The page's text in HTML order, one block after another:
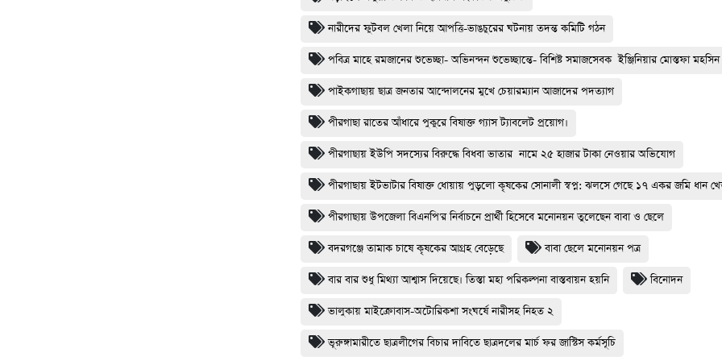
নারীদের ফুটবল খেলা নিয়ে আপত্তি-ভাঙচুরের ঘটনায় তদন্ত কমিটি গঠন
পবিত্র মাহে রমজানের শুভেচ্ছা- অভিনন্দন শুভেচ্ছান্তে- বিশিষ্ট সমাজসেবক ইঞ্জিনিয়ার মোস্তফা
পাইকগাছায় ছাত্র জনতার আন্দোলনের মুখে চেয়ারম্যান আজাদের পদত্যাগ
পীরগাছা রাতের আঁধারে পুকুরে বিষাক্ত গ্যাস ট্যাবলেট প্রয়োগ।
পীরগাছায় ইউপি সদস্যের বিরুদ্ধে বিধবা ভাতার নামে ২৫ হাজার টাকা নেওয়ার অভিযোগ
পীরগাছায় ইটভাটার বিষাক্ত ধোয়ায় পুড়লো কৃষকের সোনালী স্বপ্ন: ঝলসে গেছে ১৭ একর জমি ধান
পীরগাছায় উপজেলা বিএনপি'র নির্বাচনে প্রার্থী হিসেবে মনোনয়ন তুলেছেন বাবা ও ছেলে
বদরগঞ্জে তামাক চাষে কৃষকের আগ্রহ বেড়েছে বাবা ছেলে মনোনয়ন পত্র
বার বার শুধু মিথ্যা আশ্বাস দিয়েছে। তিস্তা মহা পরিকল্পনা বাস্তবায়ন হয়নি বিনোদন
ভালুকায় মাইক্রোবাস-অটোরিকশা সংঘর্ষে নারীসহ নিহত ২
ভূরুঙ্গামারীতে ছাত্রলীগের বিচার দাবিতে ছাত্রদলের মার্চ ফর জাস্টিস কর্মসূচি